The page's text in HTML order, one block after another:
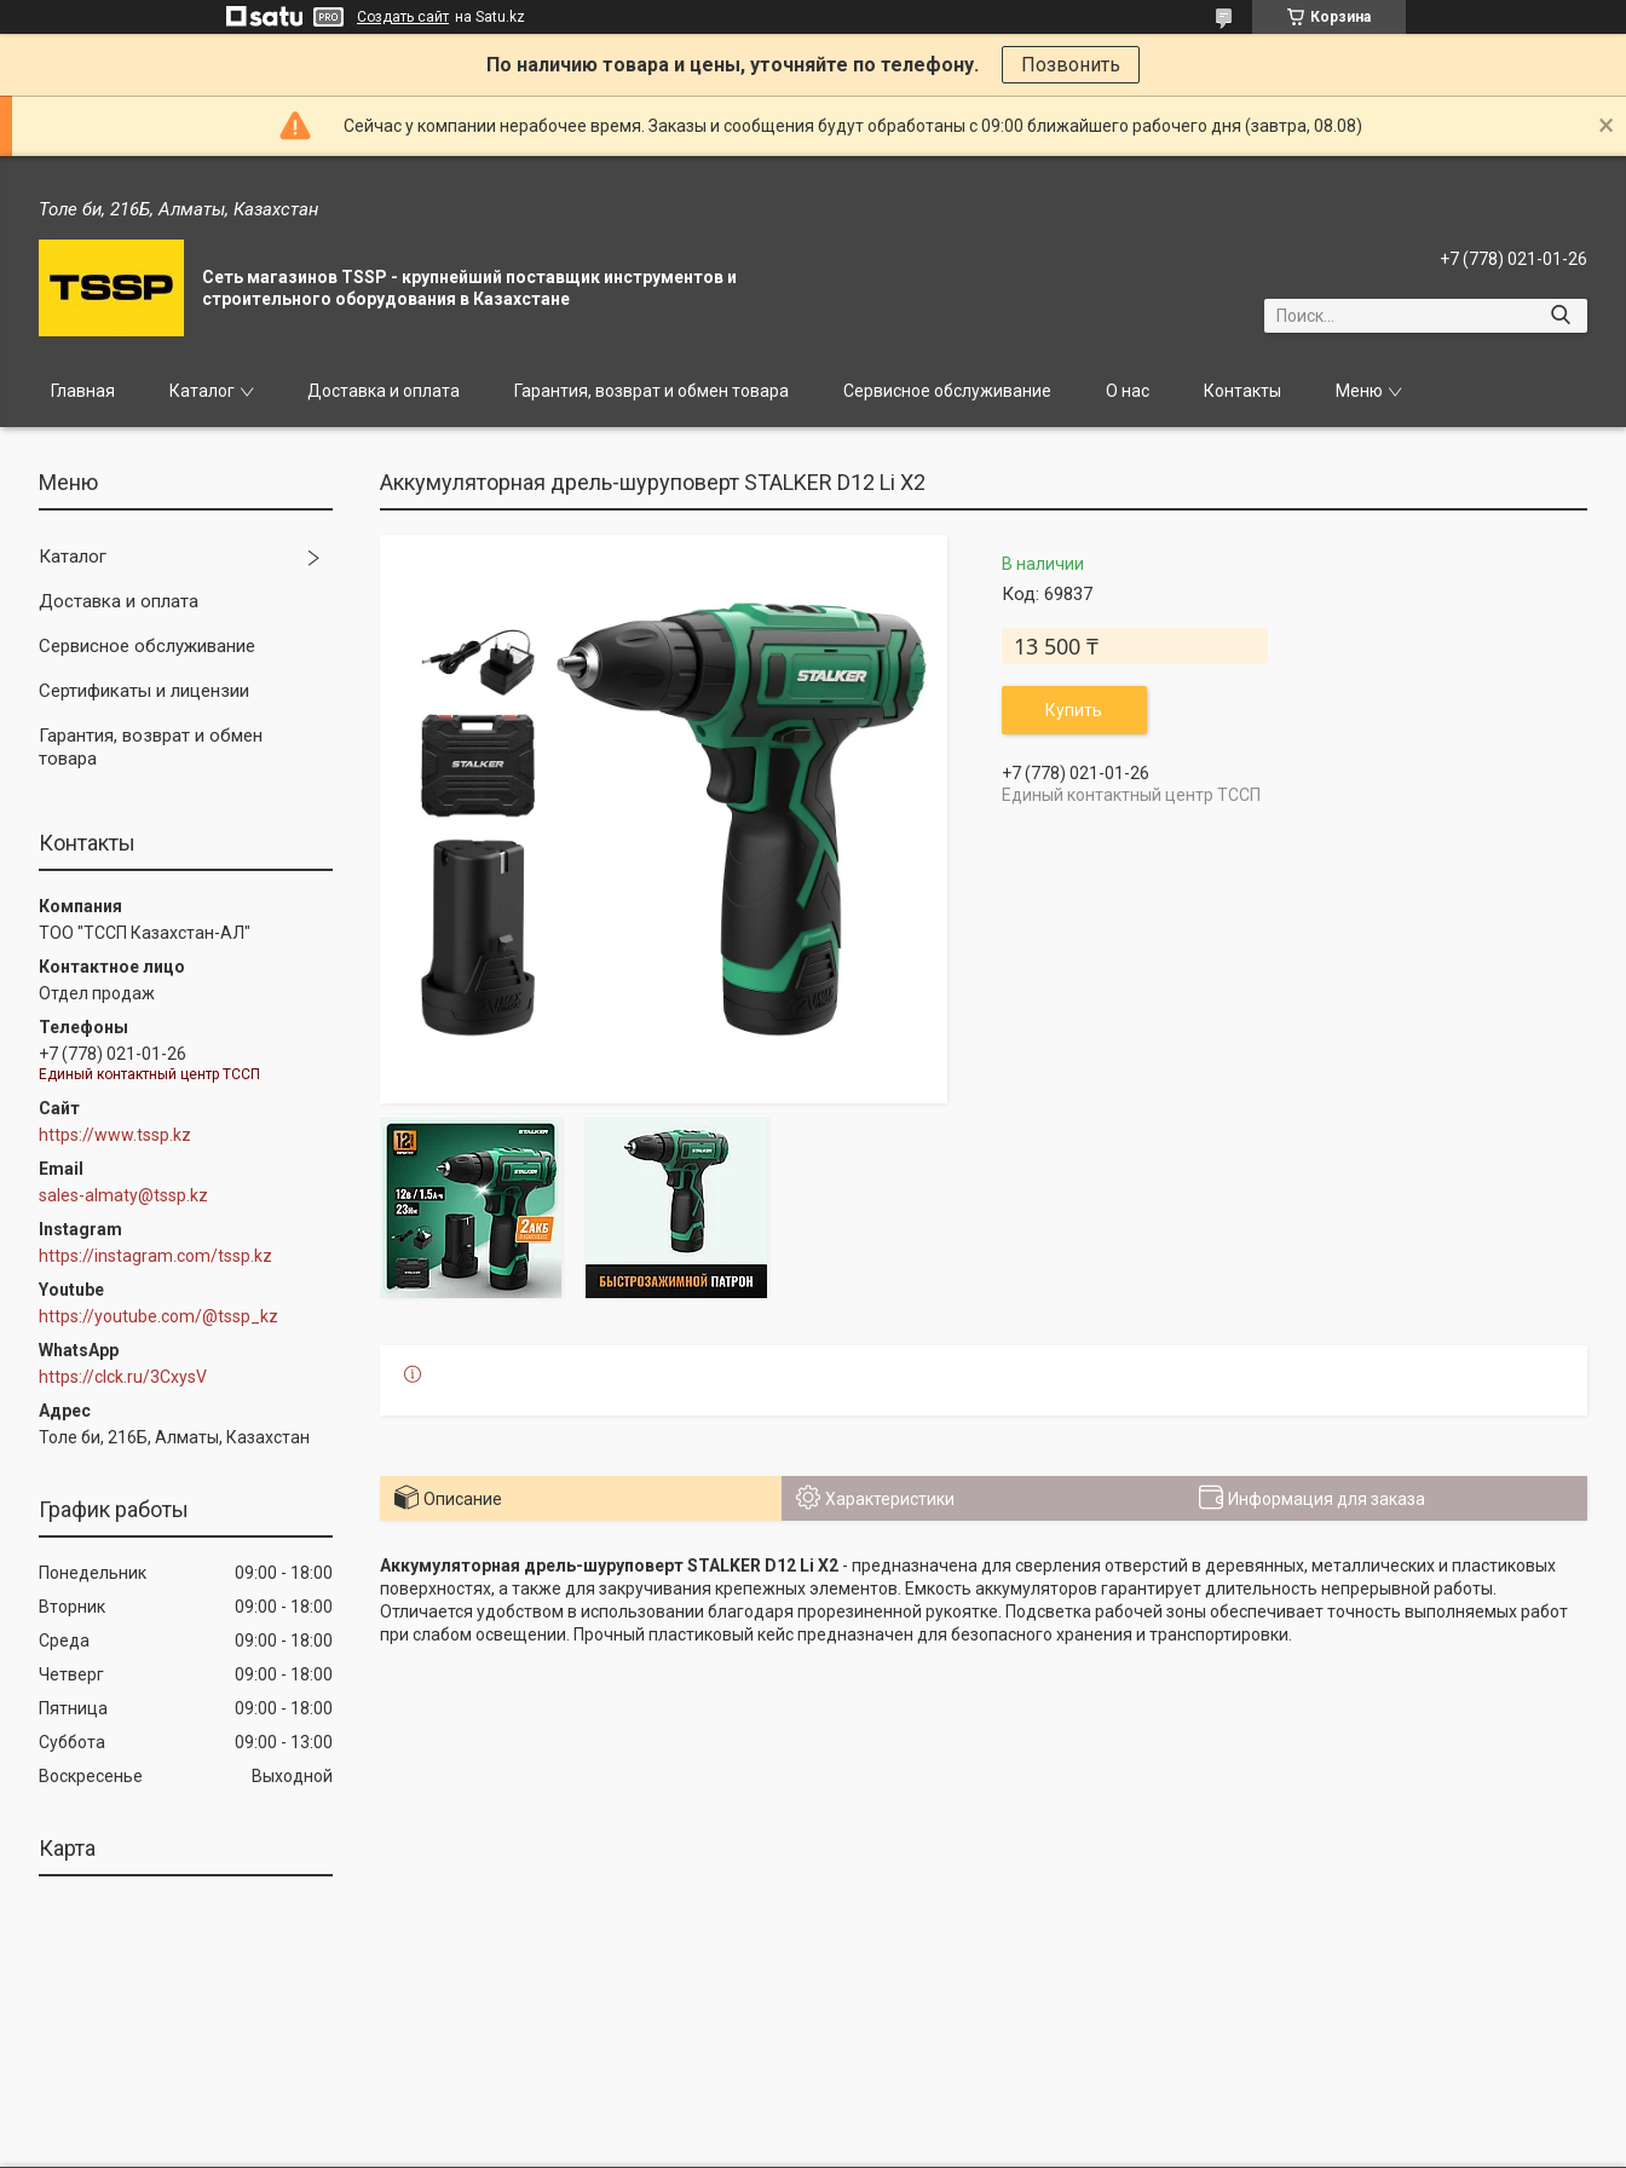
Создать сайт на Satu.kz Корзина
По наличию товара и цены, уточняйте по телефону. Позвонить
Сейчас у компании нерабочее время. Заказы и сообщения будут обработаны с 09:00 ближайшего рабочего дня (завтра, 08.08)
Толе би, 216Б, Алматы, Казахстан
Сеть магазинов TSSP - крупнейший поставщик инструментов и
строительного оборудования в Казахстане
+7 (778) 021-01-26
Главная Каталог Доставка и оплата Гарантия, возврат и обмен товара Сервисное обслуживание О нас Контакты Меню
Каталог
Доставка и оплата
Сервисное обслуживание
Сертификаты и лицензии
Гарантия, возврат и обмен
товара
Контакты
ТОО "ТССП Казахстан-АЛ"
Отдел продаж
+7 (778) 021-01-26
Единый контактный центр ТССП
https://www.tssp.kz
sales-almaty@tssp.kz
Instagram
https://instagram.com/tssp.kz
Youtube
https://youtube.com/@tssp_kz
WhatsApp
https://clck.ru/3CxysV
Толе би, 216Б, Алматы, Казахстан
График работы
Понедельник 09:00
18:00
Вторник
09:00
18:00
Среда
09:00
18:00
Четверг
09:00
18:00
Пятница
09:00
18:00
Суббота
09:00
13:00
Воскресенье
Выходной
Карта
Аккумуляторная дрель-шуруповерт STALKER D12 Li X2
В наличии
Код: 69837
13 500 ₸
Купить
+7 (778) 021-01-26
Единый контактный центр ТССП
Описание Характеристики Информация для заказа
Аккумуляторная дрель-шуруповерт STALKER D12 Li X2- предназначена для сверления отверстий в деревянных, металлических и пластиковых
поверхностях, а также для закручивания крепежных элементов. Емкость аккумуляторов гарантирует длительность непрерывной работы.
Отличается удобством в использовании благодаря прорезиненной рукоятке. Подсветка рабочей зоны обеспечивает точность выполняемых работ
при слабом освещении. Прочный пластиковый кейс предназначен для безопасного хранения и транспортировки.